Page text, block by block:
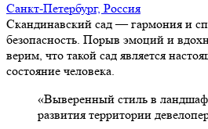
Санкт-Петербург, Россия
Скандинавский сад — гармония и
безопасность. Порыв эмоций и
верим, что такой сад является
состояние человека.
«Выверенный стиль в
развития территории